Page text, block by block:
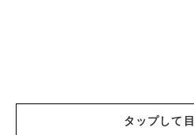
タップして